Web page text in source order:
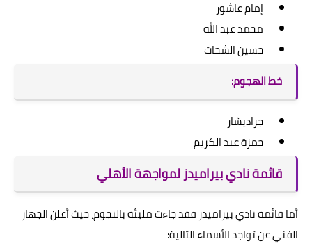
إمام عاشور
محمد عبد الله
حسين الشحات
خط الهجوم:
جراديشار
حمزة عبد الكريم
قائمة نادي بيراميدز لمواجهة الأهلي
أما قائمة نادي بيراميدز فقد جاءت مليئة بالنجوم، حيث أعلن الجهاز
الفني عن تواجد الأسماء التالية: